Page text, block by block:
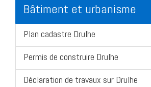
Bâtiment et urbanisme
Plan cadastre Drulhe
Permis de construire Drulhe
Déclaration de travaux sur Drulhe